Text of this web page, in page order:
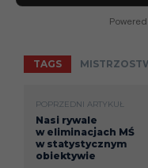
TAGS
POPRZEDNI ARTYKUŁ
Nasi rywale
w eliminacjach MŚ
w statystycznym
obiektywie